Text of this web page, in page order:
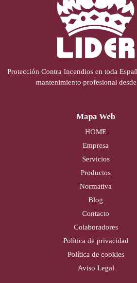
Protección Contra Incendios en toda
mantenimiento profesional
Mapa Web
HOME
Empresa
Servicios
Productos
Normativa
Blog
Contacto
Colaboradores
Política de privacidad
Política de cookies
Aviso Legal